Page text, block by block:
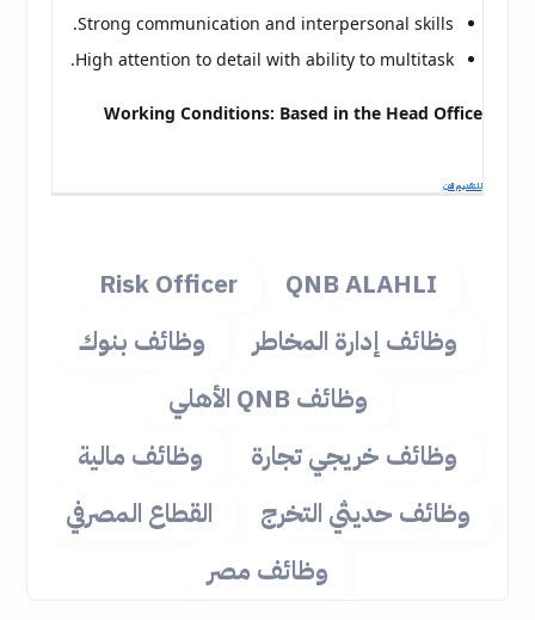
Strong communication and interpersonal skills.
High attention to detail with ability to multitask.
Working Conditions: Based in the Head Office
للتقديم الان
QNB ALAHLI
Risk Officer
وظائف إدارة المخاطر
وظائف بنوك
وظائف QNB الأهلي
وظائف خريجي تجارة
وظائف مالية
وظائف حديثي التخرج
القطاع المصرفي
وظائف مصر